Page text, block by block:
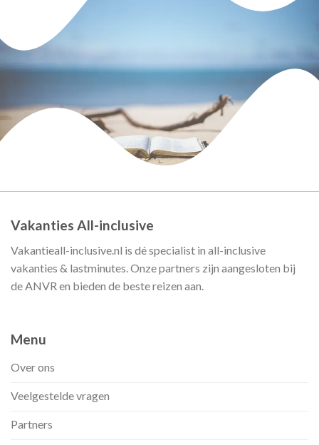
Vakanties All-inclusive
Vakantieall-inclusive.nl is dé specialist in all-inclusive
vakanties & lastminutes. Onze partners zijn aangesloten bij
de ANVR en bieden de beste reizen aan.
Menu
Over ons
Veelgestelde vragen
Partners